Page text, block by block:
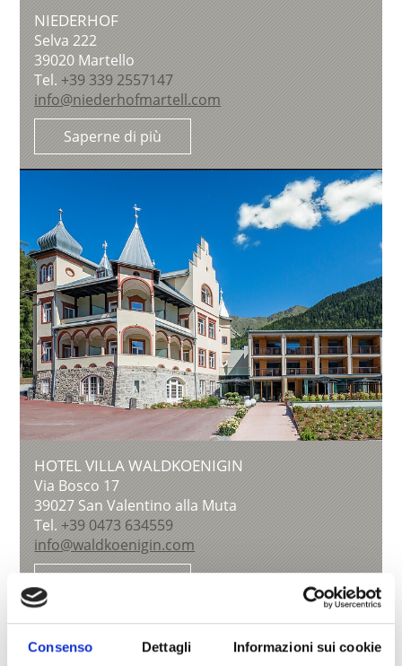
Consenso Dettagli Informazioni sui cookie
NIEDERHOF
Selva 222
39020 Martello
Tel.+39 339 2557147
info@niederhofmartell.com
Saperne di più
HOTEL VILLA WALDKOENIGIN
Via Bosco 17
39027San Valentino alla Muta
Tel.+39 0473 634559
info@waldkoenigin.com